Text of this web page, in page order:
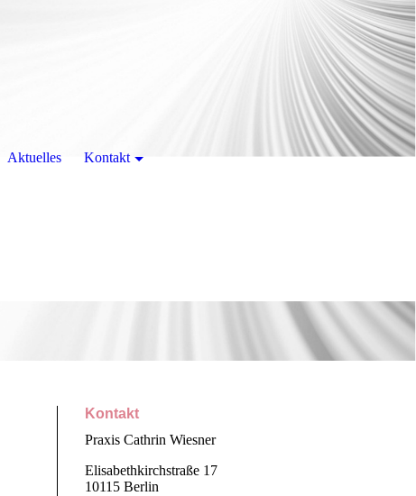
Kontakt
Praxis Cathrin Wiesner
Elisabethkirchstraße 17
10115 Berlin
Aktuelles Kontakt